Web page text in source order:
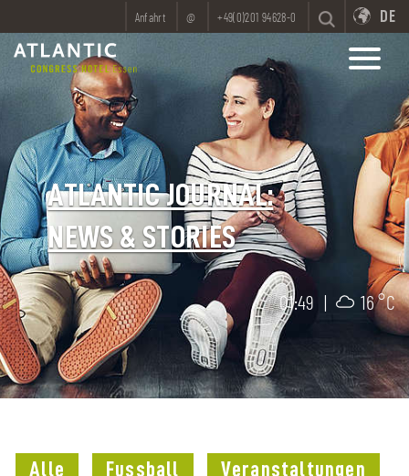
Anfahrt @ +49(0)201 94628-0 DE
ATLANTIC JOURNAL:
NEWS & STORIES
01:49 | 16 °C
Alle Fussball
Veranstaltungen